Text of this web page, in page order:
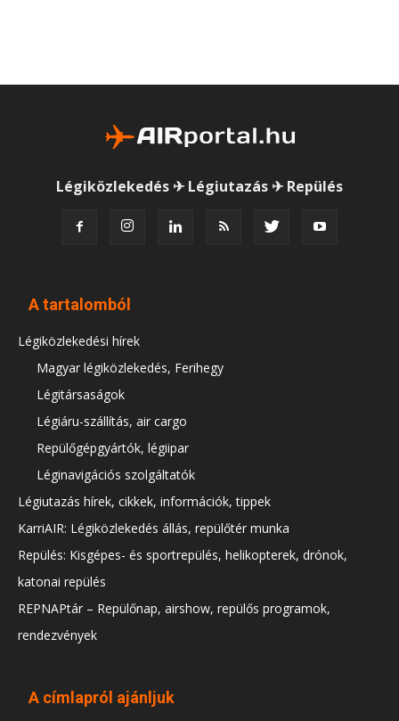
Légiközlekedés ✈ Légiutazás ✈ Repülés
A tartalomból
Légiközlekedési hírek
Magyar légiközlekedés, Ferihegy
Légitársaságok
Légiáru-szállítás, air cargo
Repülőgépgyártók, légiipar
Léginavigációs szolgáltatók
Légiutazás hírek, cikkek, információk, tippek
KarriAIR: Légiközlekedés állás, repülőtér munka
Repülés: Kisgépes- és sportrepülés, helikopterek, drónok,
katonai repülés
REPNAPtár – Repülőnap, airshow, repülős programok,
rendezvények
A címlapról ajánljuk